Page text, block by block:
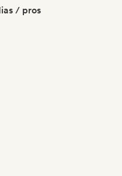
/ pros